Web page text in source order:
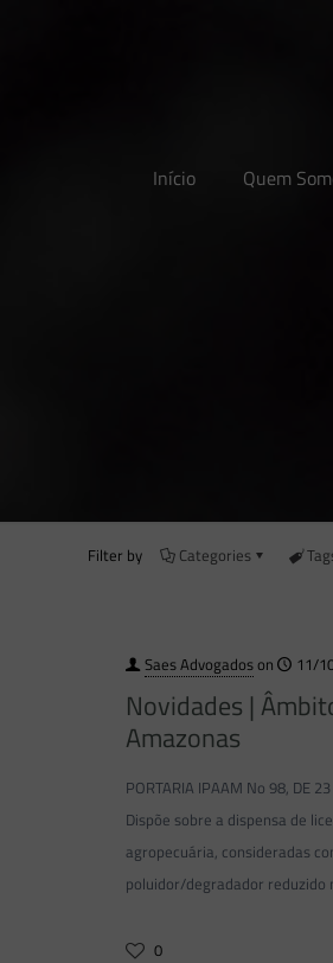
Início Quem
Filter by Categories
Saes Advogadoson 11/
Novidades |
Amazonas
PORTARIA IPAAM No 98, DE
Dispõe sobre a dispensa de
agropecuária, consideradas
poluidor/degradador reduzido
0